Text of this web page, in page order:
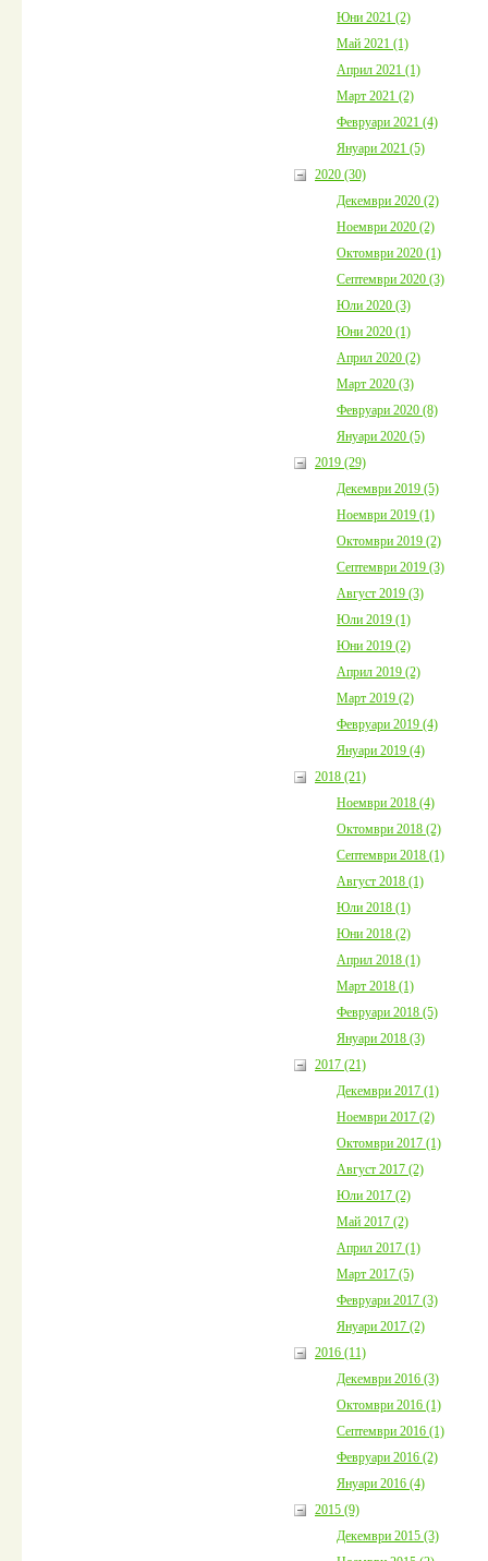
Юни 2021 (2)
Май 2021 (1)
Април 2021 (1)
Март 2021 (2)
Февруари 2021 (4)
Януари 2021 (5)
2020 (30)
Декември 2020 (2)
Ноември 2020 (2)
Октомври 2020 (1)
Септември 2020 (3)
Юли 2020 (3)
Юни 2020 (1)
Април 2020 (2)
Март 2020 (3)
Февруари 2020 (8)
Януари 2020 (5)
2019 (29)
Декември 2019 (5)
Ноември 2019 (1)
Октомври 2019 (2)
Септември 2019 (3)
Август 2019 (3)
Юли 2019 (1)
Юни 2019 (2)
Април 2019 (2)
Март 2019 (2)
Февруари 2019 (4)
Януари 2019 (4)
2018 (21)
Ноември 2018 (4)
Октомври 2018 (2)
Септември 2018 (1)
Август 2018 (1)
Юли 2018 (1)
Юни 2018 (2)
Април 2018 (1)
Март 2018 (1)
Февруари 2018 (5)
Януари 2018 (3)
2017 (21)
Декември 2017 (1)
Ноември 2017 (2)
Октомври 2017 (1)
Август 2017 (2)
Юли 2017 (2)
Май 2017 (2)
Април 2017 (1)
Март 2017 (5)
Февруари 2017 (3)
Януари 2017 (2)
2016 (11)
Декември 2016 (3)
Октомври 2016 (1)
Септември 2016 (1)
Февруари 2016 (2)
Януари 2016 (4)
2015 (9)
Декември 2015 (3)